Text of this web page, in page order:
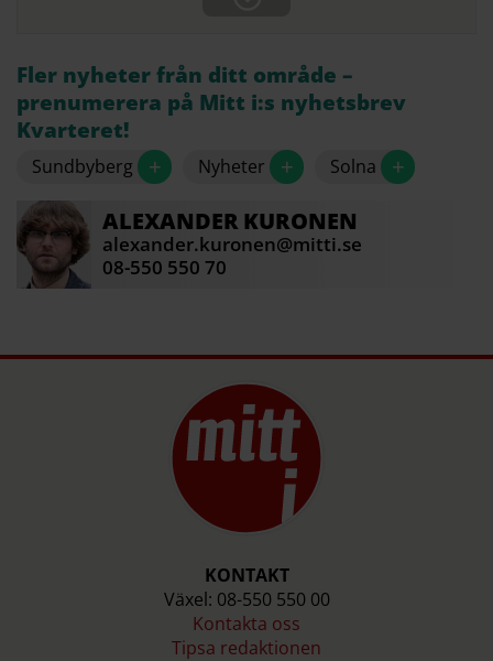
Fler nyheter från ditt område –
prenumerera på Mitt i:s nyhetsbrev
Kvarteret!
Sundbyberg + Nyheter + Solna +
ALEXANDERKURONEN
alexander.kuronen@mitti.se
08-550 550 70
KONTAKT
Växel: 08-550 550 00
Kontakta oss
Tipsa redaktionen